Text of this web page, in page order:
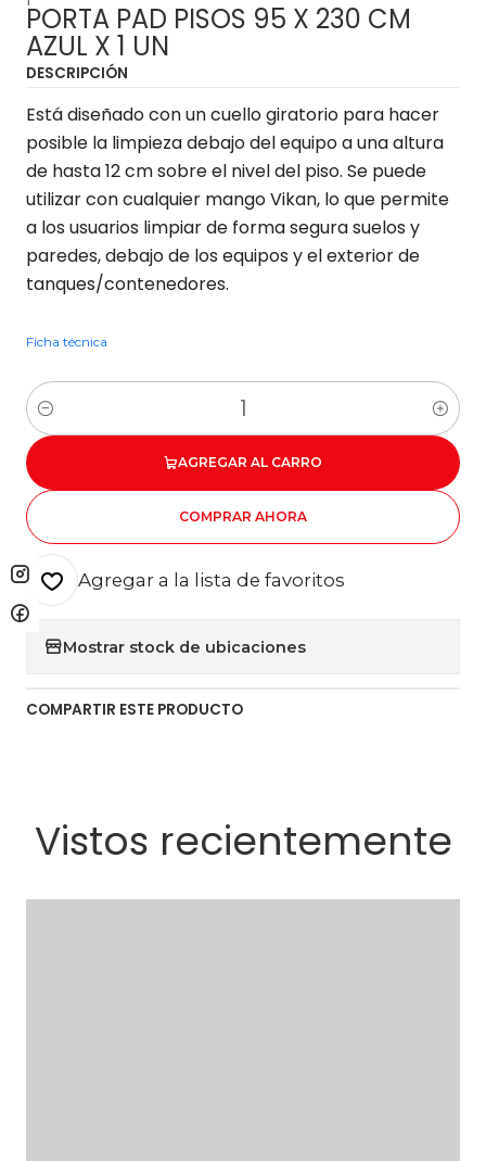
PORTA PAD PISOS 95 X 230 CM
AZUL X 1 UN
DESCRIPCIÓN
Está diseñado con un cuello giratorio para hacer
posible la limpieza debajo del equipo a una altura
de hasta 12 cm sobre el nivel del piso. Se puede
utilizar con cualquier mango Vikan, lo que permite
a los usuarios limpiar de forma segura suelos y
paredes, debajo de los equipos y el exterior de
tanques/contenedores.
Ficha técnica
Cantidad
AGREGAR AL CARRO
COMPRAR AHORA
Agregar a la lista de favoritos
Mostrar stock de ubicaciones
COMPARTIR ESTE PRODUCTO
Vistos recientemente